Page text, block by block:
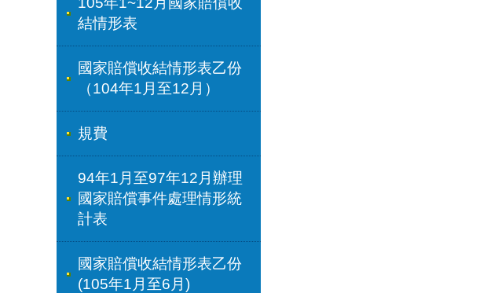
結情形表
國家賠償收結情形表乙份
（104年1月至12月）
規費
94年1月至97年12月辦理
國家賠償事件處理情形統
計表
國家賠償收結情形表乙份
(105年1月至6月)